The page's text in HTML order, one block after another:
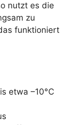
nutzt es die
zu
funktioniert
etwa –10°C